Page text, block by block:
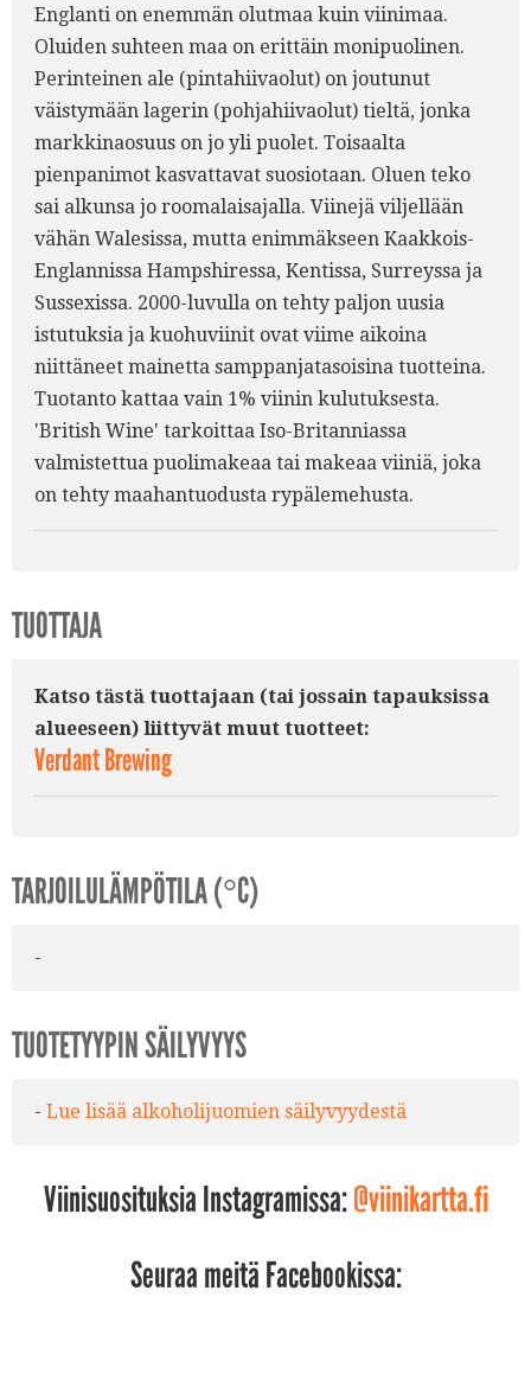
Englanti on enemmän olutmaa kuin viinimaa.
Oluiden suhteen maa on erittäin monipuolinen.
Perinteinen ale (pintahiivaolut) on joutunut
väistymään lagerin (pohjahiivaolut) tieltä, jonka
markkinaosuus on jo yli puolet. Toisaalta
pienpanimot kasvattavat suosiotaan. Oluen teko
sai alkunsa jo roomalaisajalla. Viinejä viljellään
vähän Walesissa, mutta enimmäkseen Kaakkois-
Englannissa Hampshiressa, Kentissa, Surreyssa ja
Sussexissa. 2000-luvulla on tehty paljon uusia
istutuksia ja kuohuviinit ovat viime aikoina
niittäneet mainetta samppanjatasoisina tuotteina.
Tuotanto kattaa vain 1% viinin kulutuksesta.
'British Wine' tarkoittaa Iso-Britanniassa
valmistettua puolimakeaa tai makeaa viiniä, joka
on tehty maahantuodusta rypälemehusta.
TUOTTAJA
Katso tästä tuottajaan (tai jossain tapauksissa
alueeseen) liittyvät muut tuotteet:
Verdant Brewing
TARJOILULÄMPÖTILA (°C)
-
TUOTETYYPIN SÄILYVYYS
- Lue lisää alkoholijuomien säilyvyydestä
Viinisuosituksia Instagramissa:@viinikartta.fi
Seuraa meitä Facebookissa: